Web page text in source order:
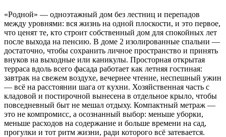
«Родной» — одноэтажный дом без лестниц и перепадов
между уровнями: вся жизнь на одной плоскости, и это первое,
что ценят те, кто строит собственный дом для спокойных лет
после выхода на пенсию. В доме 2 изолированные спальни —
достаточно, чтобы сохранить личное пространство и принять
внуков на выходные или каникулы. Просторная открытая
терраса вдоль всего фасада работает как летняя гостиная:
завтрак на свежем воздухе, вечернее чтение, неспешный ужин
— всё на расстоянии шага от кухни. Хозяйственная часть с
кладовой и постирочной вынесена в отдельное крыло, чтобы
повседневный быт не мешал отдыху. Компактный метраж —
это не компромисс, а осознанный выбор: меньше уборки,
меньше расходов на содержание и больше времени на сад,
прогулки и тот ритм жизни, ради которого всё затевается.